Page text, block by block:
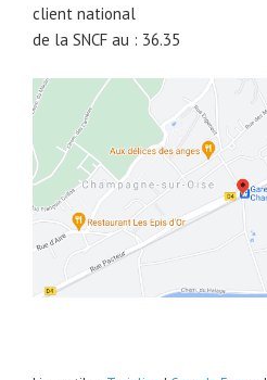
client national
de la SNCF au : 36.35